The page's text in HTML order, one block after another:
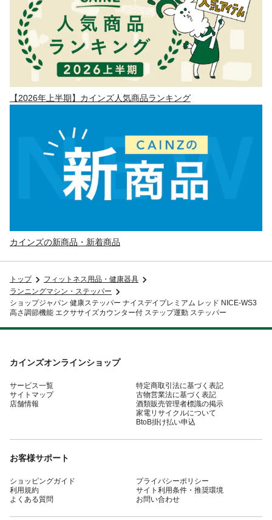
【2026年上半期】カインズ人気商品ランキング
カインズの新商品・新着商品
トップ
フィットネス用品・健康器具
ランニングマシン・ステッパー
ショップジャパン 健康ステッパー ナイスデイプレミアム レッド NICE-WS3
高さ調節機能 エクササイズカウンター付 ステップ運動 ステッパー
カインズオンラインショップ
サービス一覧
サイトマップ
店舗情報
特定商取引法に基づく表記
古物営業法に基づく表記
酒類販売管理者標識の掲示
家電リサイクルについて
BtoB掛け払い申込
お客様サポート
ショッピングガイド
利用規約
よくある質問
プライバシーポリシー
サイト利用条件・推奨環境
お問い合わせ